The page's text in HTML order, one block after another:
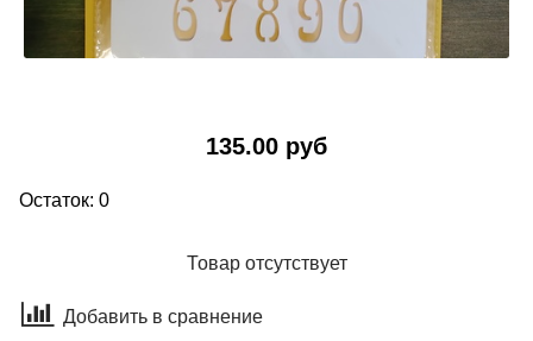
135.00 руб
Остаток: 0
Товар отсутствует
Добавить в сравнение